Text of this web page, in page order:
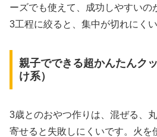
ーズでも使えて、成功しやすいの
3工程に絞ると、集中が切れにくい
親子でできる超かんたんク
け系）
3歳とのおやつ作りは、混ぜる、
寄せると失敗しにくいです。火を